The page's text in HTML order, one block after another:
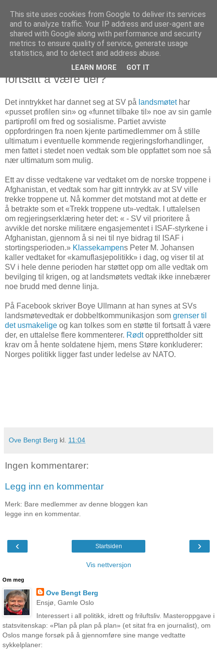
Politikus
torsdag 26. mars 2009
SVs Afghanistan-vedtak — en støtte til
fortsatt å være der?
Det inntrykket har dannet seg at SV på landsmøtethar
«pusset profilen sin» og «funnet tilbake til» noe av sin gamle
partiprofil om fred og sosialisme. Partiet avviste
oppfordringen fra noen kjente partimedlemmer om å stille
ultimatum i eventuelle kommende regjeringsforhandlinger,
men fattet i stedet noen vedtak som ble oppfattet som noe så
nær ultimatum som mulig.
Ett av disse vedtakene var vedtaket om de norske troppene i
Afghanistan, et vedtak som har gitt inntrykk av at SV ville
trekke troppene ut. Nå kommer det motstand mot at dette er
å betrakte som et «Trekk troppene ut»-vedtak. I uttalelsen
om regjeringserklæring heter det: « ‐ SV vil prioritere å
avvikle det norske militære engasjementet i ISAF‐styrkene i
Afghanistan, gjennom å si nei til nye bidrag til ISAF i
stortingsperioden.» Klassekampens Peter M. Johansen
kaller vedtaket for «kamuflasjepolitikk» i dag, og viser til at
SV i hele denne perioden har støttet opp om alle vedtak om
bevilging til krigen, og at landsmøtets vedtak ikke innebærer
noe brudd med denne linja.
På Facebook skriver Boye Ullmann at han synes at SVs
landsmøtevedtak er dobbeltkommunikasjon som grenser til
det usmakelige og kan tolkes som en støtte til fortsatt å være
der, en uttalelse flere kommenterer. Rødtopprettholder sitt
krav om å hente soldatene hjem, mens Støre konkluderer:
Norges politikk ligger fast under ledelse av NATO.
Ove Bengt Berg kl. 11:04
Ingen kommentarer:
Legg inn en kommentar
Merk: Bare medlemmer av denne bloggen kan
legge inn en kommentar.
‹ ›
Startsiden
Vis nettversjon
Om meg
Ove Bengt Berg
Ensjø, Gamle Oslo
Interessert i all politikk, idrett og friluftsliv. Masteroppgave i
statsvitenskap: «Plan på plan på plan» (et sitat fra en journalist), om
Oslos mange forsøk på å gjennomføre sine mange vedtatte
sykkelplaner:
This site uses cookies from Google to deliver its services
and to analyze traffic. Your IP address and user-agent are
shared with Google along with performance and security
metrics to ensure quality of service, generate usage
statistics, and to detect and address abuse.
LEARN MORE GOT IT